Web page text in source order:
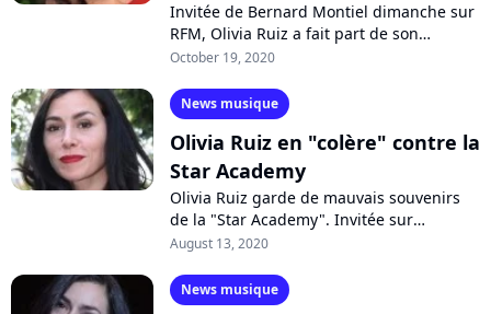
Invitée de Bernard Montiel dimanche sur
RFM, Olivia Ruiz a fait part de son
inquiétude face aux mesures
couvre-feu,...
October 19, 2020
News musique
Olivia Ruiz en "colère" contre la
Star Academy
Olivia Ruiz garde de mauvais souvenirs
de la "Star Academy". Invitée sur
l'antenne de Sud Radio, la chanteuse a
des...
August 13, 2020
News musique